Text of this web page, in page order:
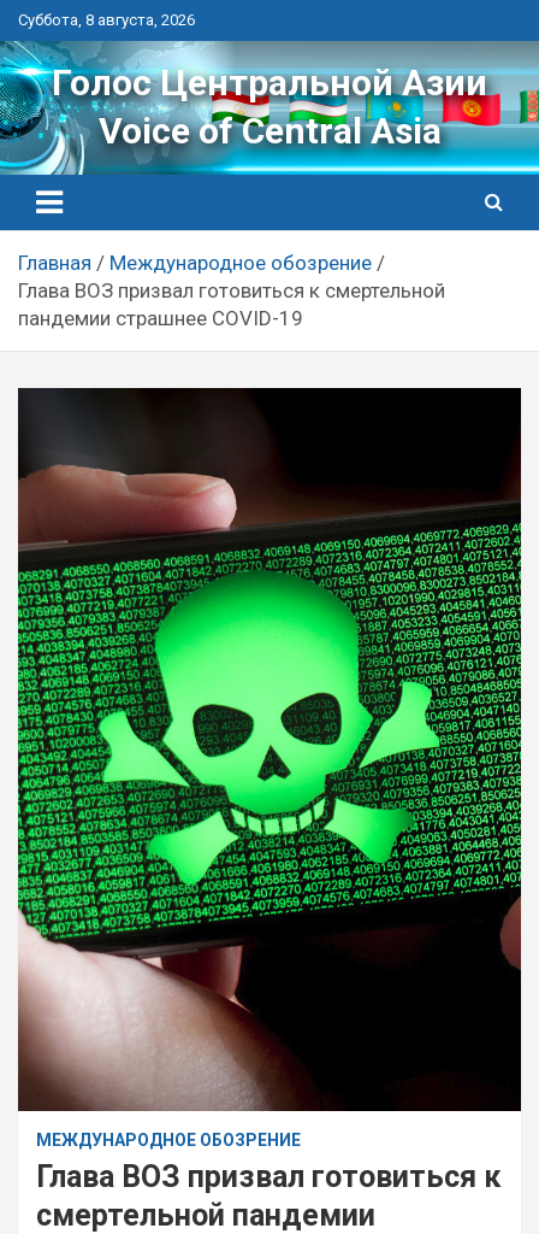
Перейти
к
контенту
Суббота, 8 августа, 2026
Голос Центральной Азии
Voice of Central Asia
Главная
Международное обозрение
Глава ВОЗ призвал готовиться к смертельной
пандемии страшнее COVID-19
МЕЖДУНАРОДНОЕ ОБОЗРЕНИЕ
Глава ВОЗ призвал готовиться к
смертельной пандемии